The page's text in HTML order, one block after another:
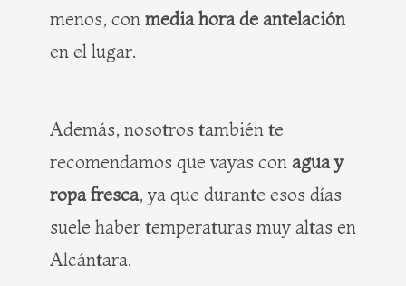
menos, con media hora de antelación
en el lugar.
Además, nosotros también te
recomendamos que vayas con agua y
ropa fresca, ya que durante esos días
suele haber temperaturas muy altas en
Alcántara.